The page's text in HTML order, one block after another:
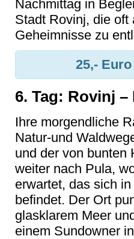
Nachmittag in
Stadt Rovinj, die oft
Geheimnisse zu
25,-
6. Tag: Rovinj –
Ihre morgendliche
Natur-und
und der von bunten
weiter nach Pula,
erwartet, das sich
befindet. Der Ort
glasklarem Meer
einem Sundowner